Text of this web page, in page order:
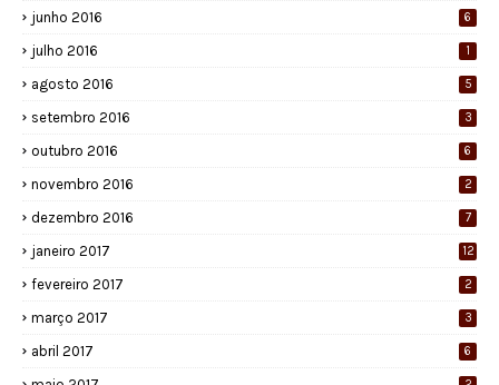
junho 2016 6
julho 2016 1
agosto 2016 5
setembro 2016 3
outubro 2016 6
novembro 2016 2
dezembro 2016 7
janeiro 2017 12
fevereiro 2017 2
março 2017 3
abril 2017 6